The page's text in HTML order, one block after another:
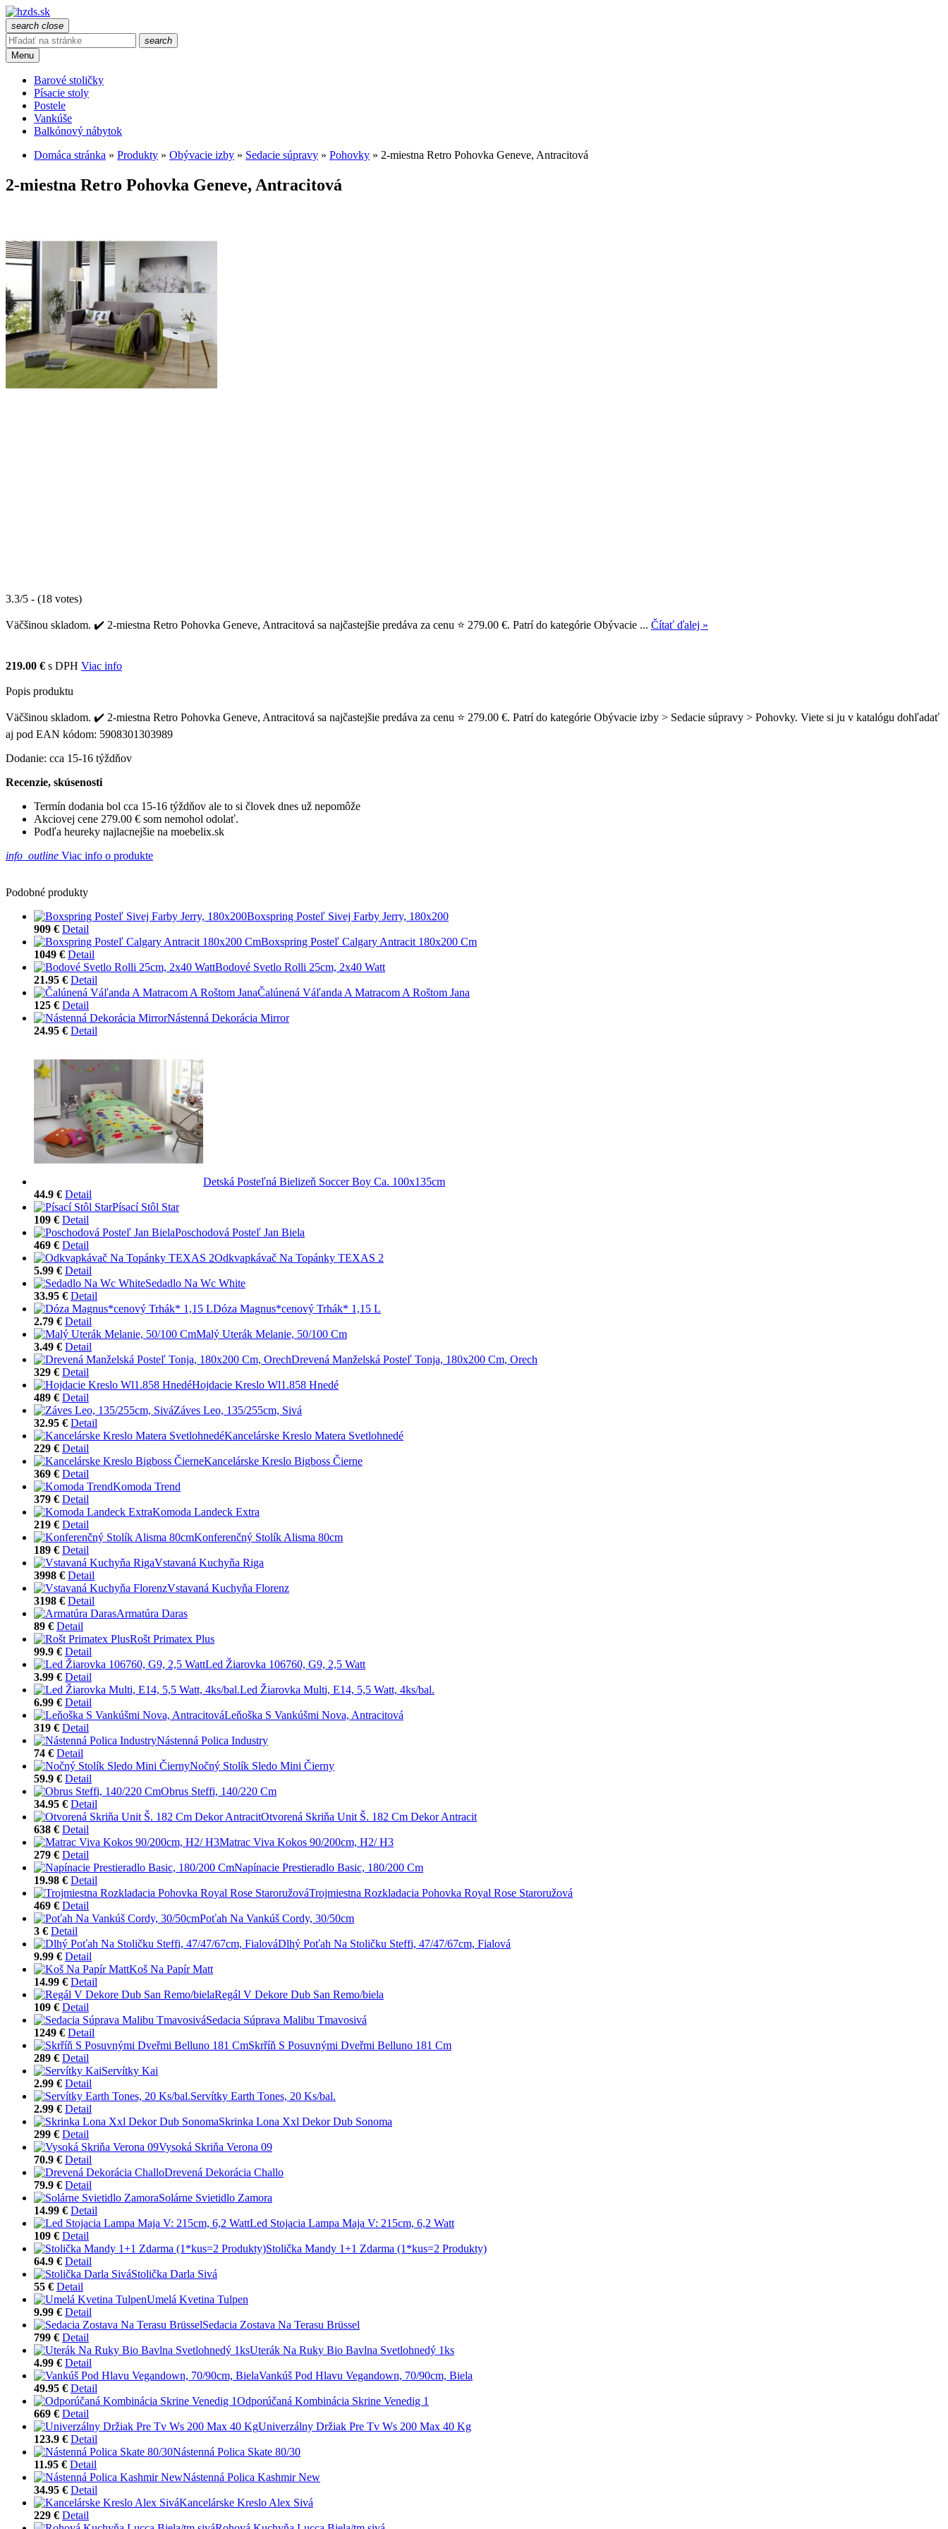
search close
search
Menu
Barové stoličky
Písacie stoly
Postele
Vankúše
Balkónový nábytok
Domáca stránka » Produkty » Obývacie izby » Sedacie súpravy » Pohovky » 2-miestna Retro Pohovka Geneve, Antracitová
2-miestna Retro Pohovka Geneve, Antracitová
3.3/5 - (18 votes)
Väčšinou skladom. ✔️ 2-miestna Retro Pohovka Geneve, Antracitová sa najčastejšie predáva za cenu ⭐ 279.00 €. Patrí do kategórie Obývacie ... Čítať ďalej »
219.00 € s DPH Viac info
Popis produktu
Väčšinou skladom. ✔️ 2-miestna Retro Pohovka Geneve, Antracitová sa najčastejšie predáva za cenu ⭐ 279.00 €. Patrí do kategórie Obývacie izby > Sedacie súpravy > Pohovky. Viete si ju v katalógu dohľadať
aj pod EAN kódom: 5908301303989
Dodanie: cca 15-16 týždňov
Recenzie, skúsenosti
Termín dodania bol cca 15-16 týždňov ale to si človek dnes už nepomôže
Akciovej cene 279.00 € som nemohol odolať.
Podľa heureky najlacnejšie na moebelix.sk
info_outline Viac info o produkte
Podobné produkty
Boxspring Posteľ Sivej Farby Jerry, 180x200
909 € Detail
Boxspring Posteľ Calgary Antracit 180x200 Cm
1049 € Detail
Bodové Svetlo Rolli 25cm, 2x40 Watt
21.95 € Detail
Čalúnená Váľanda A Matracom A Roštom Jana
125 € Detail
Nástenná Dekorácia Mirror
24.95 € Detail
Detská Posteľná Bielizeň Soccer Boy Ca. 100x135cm
44.9 € Detail
Písací Stôl Star
109 € Detail
Poschodová Posteľ Jan Biela
469 € Detail
Odkvapkávač Na Topánky TEXAS 2
5.99 € Detail
Sedadlo Na Wc White
33.95 € Detail
Dóza Magnus*cenový Trhák* 1,15 L
2.79 € Detail
Malý Uterák Melanie, 50/100 Cm
3.49 € Detail
Drevená Manželská Posteľ Tonja, 180x200 Cm, Orech
329 € Detail
Hojdacie Kreslo Wl1.858 Hnedé
489 € Detail
Záves Leo, 135/255cm, Sivá
32.95 € Detail
Kancelárske Kreslo Matera Svetlohnedé
229 € Detail
Kancelárske Kreslo Bigboss Čierne
369 € Detail
Komoda Trend
379 € Detail
Komoda Landeck Extra
219 € Detail
Konferenčný Stolík Alisma 80cm
189 € Detail
Vstavaná Kuchyňa Riga
3998 € Detail
Vstavaná Kuchyňa Florenz
3198 € Detail
Armatúra Daras
89 € Detail
Rošt Primatex Plus
99.9 € Detail
Led Žiarovka 106760, G9, 2,5 Watt
3.99 € Detail
Led Žiarovka Multi, E14, 5,5 Watt, 4ks/bal.
6.99 € Detail
Leňoška S Vankúšmi Nova, Antracitová
319 € Detail
Nástenná Polica Industry
74 € Detail
Nočný Stolík Sledo Mini Čierny
59.9 € Detail
Obrus Steffi, 140/220 Cm
34.95 € Detail
Otvorená Skriňa Unit Š. 182 Cm Dekor Antracit
638 € Detail
Matrac Viva Kokos 90/200cm, H2/ H3
279 € Detail
Napínacie Prestieradlo Basic, 180/200 Cm
19.98 € Detail
Trojmiestna Rozkladacia Pohovka Royal Rose Staroružová
469 € Detail
Poťah Na Vankúš Cordy, 30/50cm
3 € Detail
Dlhý Poťah Na Stoličku Steffi, 47/47/67cm, Fialová
9.99 € Detail
Koš Na Papír Matt
14.99 € Detail
Regál V Dekore Dub San Remo/biela
109 € Detail
Sedacia Súprava Malibu Tmavosivá
1249 € Detail
Skrříň S Posuvnými Dveřmi Belluno 181 Cm
289 € Detail
Servítky Kai
2.99 € Detail
Servítky Earth Tones, 20 Ks/bal.
2.99 € Detail
Skrinka Lona Xxl Dekor Dub Sonoma
299 € Detail
Vysoká Skriňa Verona 09
70.9 € Detail
Drevená Dekorácia Challo
79.9 € Detail
Solárne Svietidlo Zamora
14.99 € Detail
Led Stojacia Lampa Maja V: 215cm, 6,2 Watt
109 € Detail
Stolička Mandy 1+1 Zdarma (1*kus=2 Produkty)
64.9 € Detail
Stolička Darla Sivá
55 € Detail
Umelá Kvetina Tulpen
9.99 € Detail
Sedacia Zostava Na Terasu Brüssel
799 € Detail
Uterák Na Ruky Bio Bavlna Svetlohnedý 1ks
4.99 € Detail
Vankúš Pod Hlavu Vegandown, 70/90cm, Biela
49.95 € Detail
Odporúčaná Kombinácia Skrine Venedig 1
669 € Detail
Univerzálny Držiak Pre Tv Ws 200 Max 40 Kg
123.9 € Detail
Nástenná Polica Skate 80/30
11.95 € Detail
Nástenná Polica Kashmir New
34.95 € Detail
Kancelárske Kreslo Alex Sivá
229 € Detail